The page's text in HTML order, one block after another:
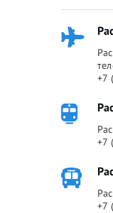
+7
+7
+7